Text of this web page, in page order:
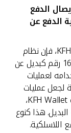
الدفع
الدفع عن
في كل مرة يتم إضافة بطاقة لخدمة KFH Wallet، فإن نظام
بيتك سوف ينشئ بشكل فريد رقم بطاقة من 16 رقم كبديل عن
لعمليات
لجعل عمليات
الدفع أكثر أماناً. لعمليات الدفع من خلال خدمة KFH Wallet،
هذا كنوع
اللاسلكية.